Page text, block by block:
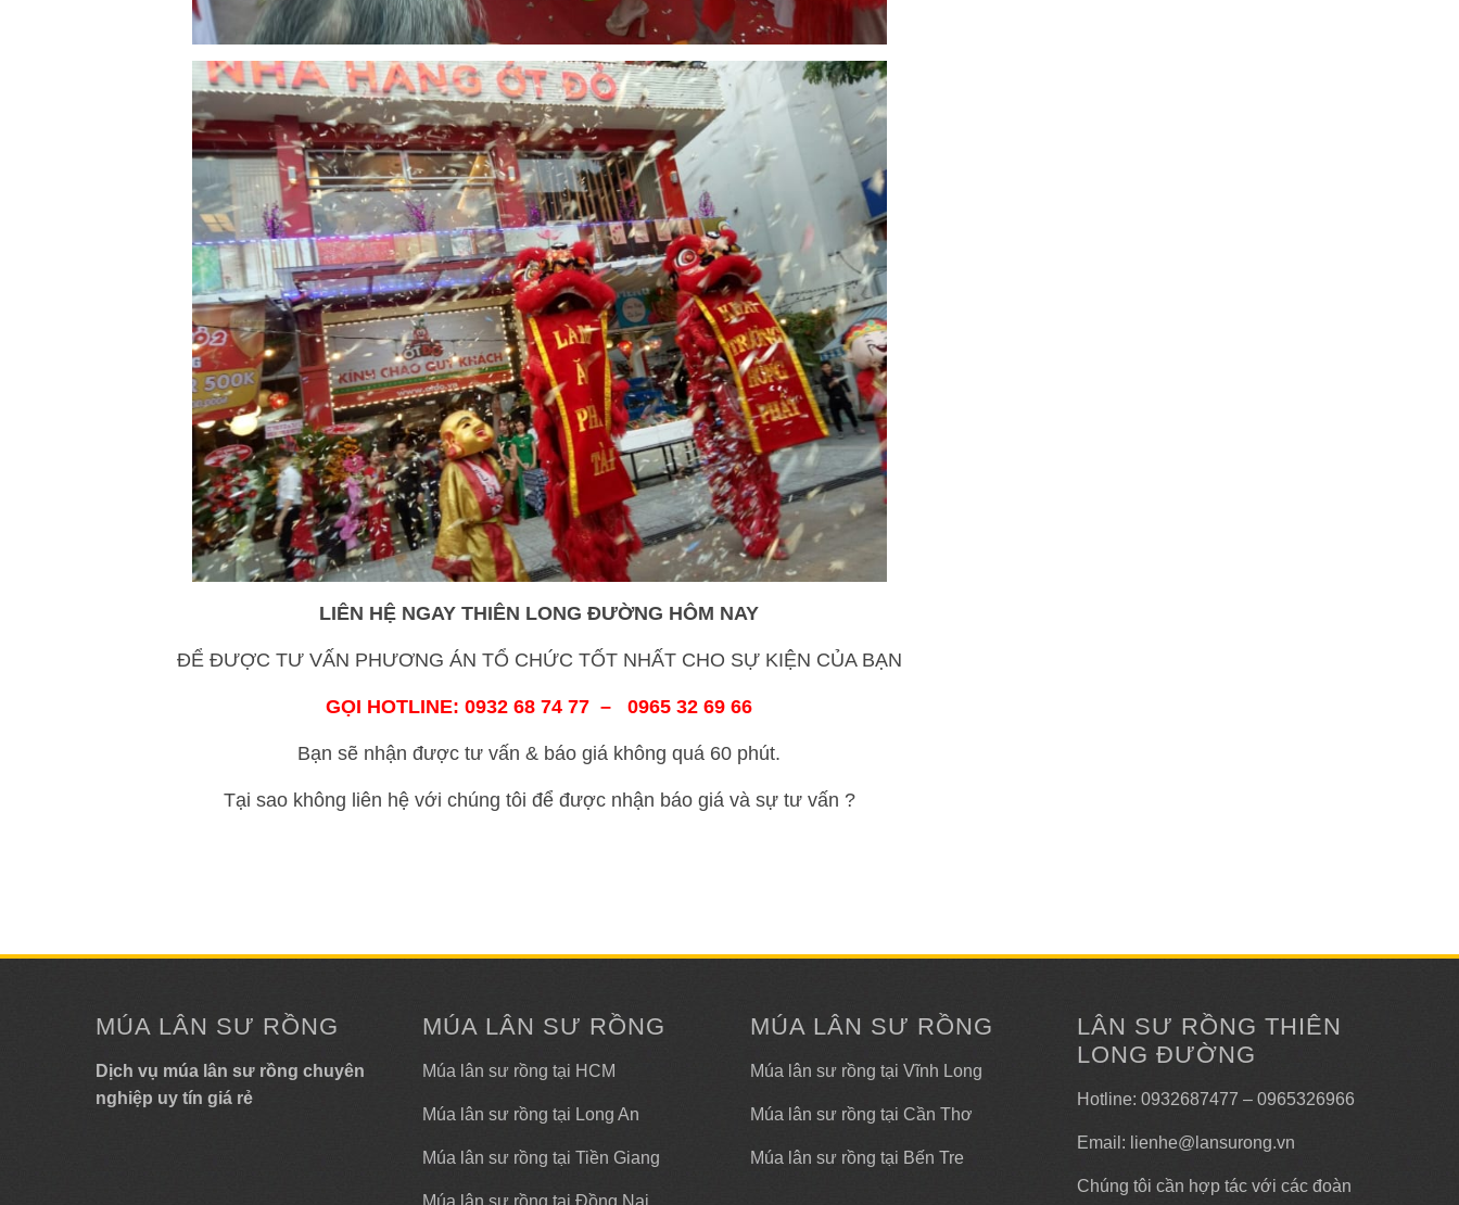
LIÊN HỆ NGAY THIÊN LONG ĐƯỜNG HÔM NAY
ĐỂ ĐƯỢC TƯ VẤN PHƯƠNG ÁN TỔ CHỨC TỐT NHẤT CHO SỰ KIỆN CỦA BẠN
GỌI HOTLINE: 0932 68 74 77 – 0965 32 69 66
Bạn sẽ nhận được tư vấn & báo giá không quá 60 phút.
Tại sao không liên hệ với chúng tôi để được nhận báo giá và sự tư vấn ?
MÚA LÂN SƯ RỒNG
Dịch vụ múa lân sư rồng chuyên
nghiệp uy tín giá rẻ
MÚA LÂN SƯ RỒNG
Múa lân sư rồng tại HCM
Múa lân sư rồng tại Long An
Múa lân sư rồng tại Tiền Giang
Múa lân sư rồng tại Đồng Nai
MÚA LÂN SƯ RỒNG
Múa lân sư rồng tại Vĩnh Long
Múa lân sư rồng tại Cần Thơ
Múa lân sư rồng tại Bến Tre
LÂN SƯ RỒNG THIÊN
LONG ĐƯỜNG
Hotline: 0932687477 – 0965326966
Email: lienhe@lansurong.vn
Chúng tôi cần hợp tác với các đoàn